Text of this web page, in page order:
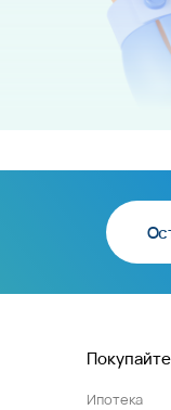
Ипотека